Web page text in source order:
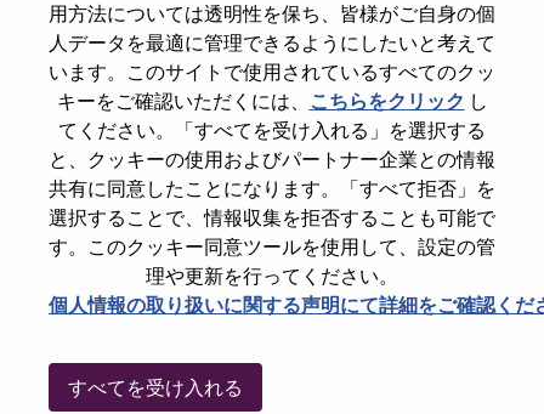
用方法については透明性を保ち、皆様がご自身の個
人データを最適に管理できるようにしたいと考えて
います。このサイトで使用されているすべてのクッ
キーをご確認いただくには、
こちらをクリック し
てください。「すべてを受け入れる」を選択する
と、クッキーの使用およびパートナー企業との情報
共有に同意したことになります。「すべて拒否」を
選択することで、情報収集を拒否することも可能で
す。このクッキー同意ツールを使用して、設定の管
理や更新を行ってください。
個人情報の取り扱いに関する声明にて詳細をご確認くだ
すべてを受け入れる
Enter the email address associated with your
account, then click "Continue".
パスワードをリセットするためにリンクを
emailに送ります
パスワードをリセットください
E-mail*